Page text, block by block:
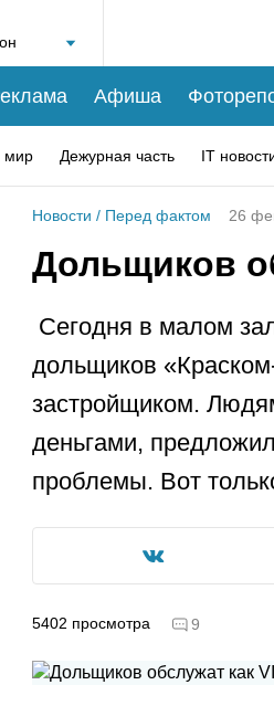
Афиша
мир Дежурная часть IT
Новости / Перед фактом 26
Дольщиков
Сегодня в малом
дольщиков
застройщиком.
деньгами,
проблемы. Вот
5402 просмотра 9